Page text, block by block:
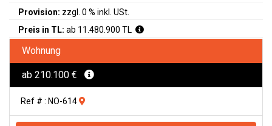
Provision: zzgl. 0 % inkl. USt.
Preis in TL: ab 11.480.900 TL
Wohnung
ab 210.100 €
Ref # : NO-614